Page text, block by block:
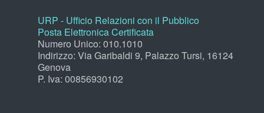
URP - Ufficio Relazioni con il Pubblico
Posta Elettronica Certificata
Numero Unico: 010.1010
Indirizzo: Via Garibaldi 9, Palazzo Tursi, 16124
Genova
P. Iva: 00856930102